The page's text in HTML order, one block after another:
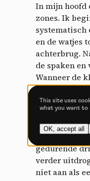
FR
In mijn hoofd
zones. Ik
systematisch
en de watjes
achterbrug.
de spaken en
Wanneer de
terugkijken
Als elke
wordt
voordat de
gedurende
verder
niet aan als
Videos
Video sharing
site and
Vimeo
Allow
YouTube
install 4
Allow
This site uses
what you want to
OK, accept all